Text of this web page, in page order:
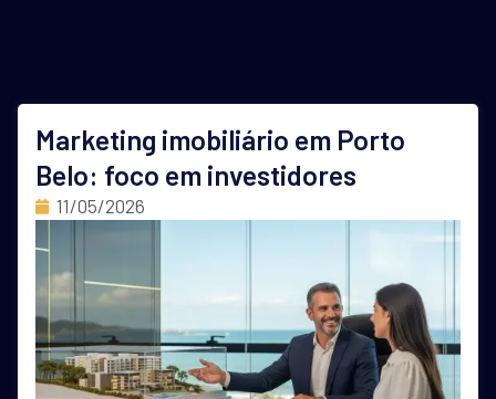
Marketing imobiliário em Porto
Belo: foco em investidores
11/05/2026